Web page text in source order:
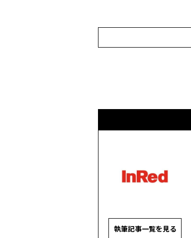
執筆記事一覧を見る